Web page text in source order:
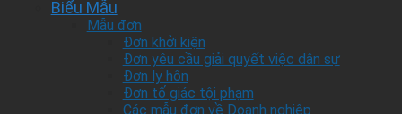
Biểu Mẫu
Mẫu đơn
Đơn khởi kiện
Đơn yêu cầu giải quyết việc dân sự
Đơn ly hôn
Đơn tố giác tội phạm
Các mẫu đơn về Doanh nghiệp